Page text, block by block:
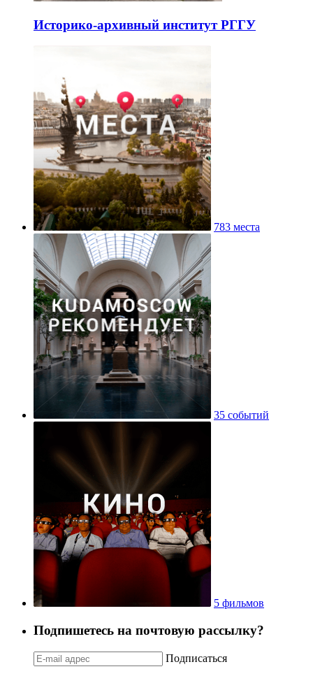
Историко-архивный институт РГГУ
783 места
35 событий
5 фильмов
Подпишетесь на почтовую рассылку?
Подписаться